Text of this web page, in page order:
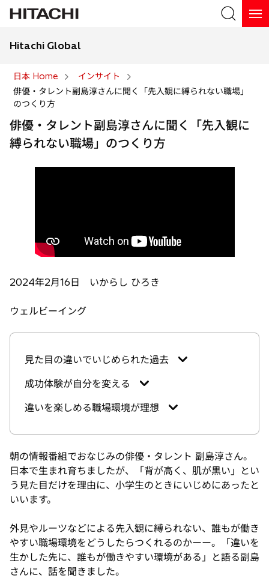
検索
Hitachi Global
日本 Home
インサイト
俳優・タレント副島淳さんに聞く「先入観に縛られない職場」
のつくり方
俳優・タレント副島淳さんに聞く「先入観に
縛られない職場」のつくり方
2024年2月16日 いからし ひろき
ウェルビーイング
見た目の違いでいじめられた過去
成功体験が自分を変える
違いを楽しめる職場環境が理想
朝の情報番組でおなじみの俳優・タレント 副島淳さん。
日本で生まれ育ちましたが、「背が高く、肌が黒い」とい
う見た目だけを理由に、小学生のときにいじめにあったと
いいます。
外見やルーツなどによる先入観に縛られない、誰もが働き
やすい職場環境をどうしたらつくれるのかーー。「違いを
生かした先に、誰もが働きやすい環境がある」と語る副島
さんに、話を聞きました。